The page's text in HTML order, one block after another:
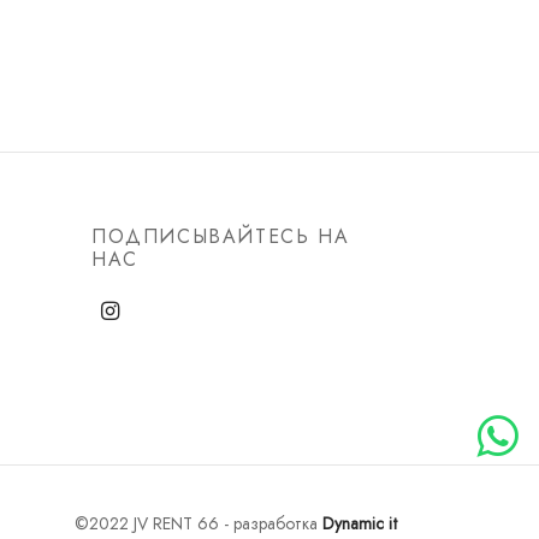
ПОДПИСЫВАЙТЕСЬ НА
НАС
©2022 JV RENT 66 - разработка Dynamic it